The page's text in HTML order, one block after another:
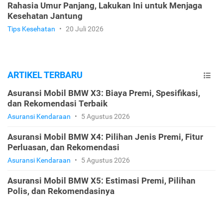
Rahasia Umur Panjang, Lakukan Ini untuk Menjaga
Kesehatan Jantung
Tips Kesehatan • 20 Juli 2026
ARTIKEL TERBARU
Asuransi Mobil BMW X3: Biaya Premi, Spesifikasi,
dan Rekomendasi Terbaik
Asuransi Kendaraan • 5 Agustus 2026
Asuransi Mobil BMW X4: Pilihan Jenis Premi, Fitur
Perluasan, dan Rekomendasi
Asuransi Kendaraan • 5 Agustus 2026
Asuransi Mobil BMW X5: Estimasi Premi, Pilihan
Polis, dan Rekomendasinya